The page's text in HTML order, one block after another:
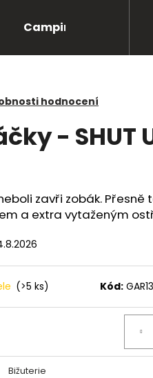
Camping
hodnocení
- SHUT
zavři zobák.
a extra vytaženým
(>5 ks) Kód:
Bižuterie
BOILIES FLUO 30G